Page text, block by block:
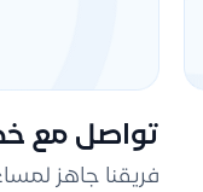
تواصل مع
فريقنا جاهز